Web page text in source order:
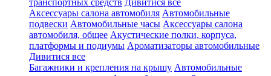
транспортных средств Дивитися все
Аксессуары салона автомобиля Автомобильные
подвески Автомобильные часы Аксессуары салона
автомобиля, общее Акустические полки, корпуса,
платформы и подиумы Ароматизаторы автомобильные
Дивитися все
Багажники и крепления на крышу Автомобильные